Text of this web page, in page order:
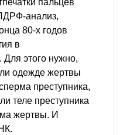
пальцев"
анализ,
80-х годов
в
Для этого нужно,
одежде жертвы
преступника,
теле преступника
жертвы. И